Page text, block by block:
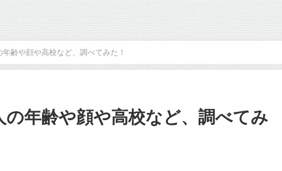
齢や顔や高校など、調べてみた！
年齢や顔や高校など、調べてみ